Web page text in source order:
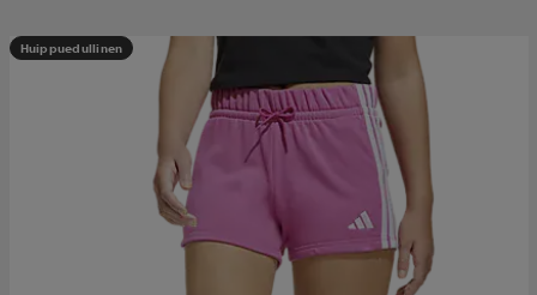
Huippuedullinen